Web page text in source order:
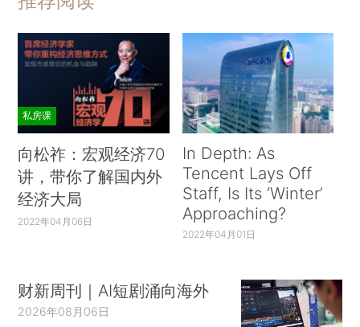
私房课
向松祚：宏观经济70
讲，带你了解国内外
经济大局
2022年04月06日
In Depth: As
Tencent Lays Off
Staff, Is Its ‘Winter’
Approaching?
2022年04月01日
财新周刊｜AI短剧涌向海外
2026年08月06日